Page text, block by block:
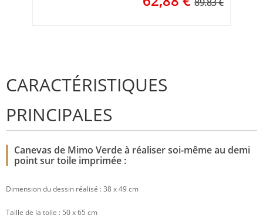
CARACTÉRISTIQUES
PRINCIPALES
Canevas de Mimo Verde à réaliser soi-même au demi
point sur toile imprimée :
Dimension du dessin réalisé : 38 x 49 cm
Taille de la toile : 50 x 65 cm